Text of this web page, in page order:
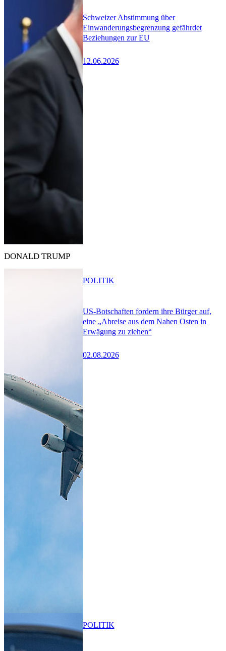
Schweizer Abstimmung über
Einwanderungsbegrenzung gefährdet
Beziehungen zur EU
12.06.2026
DONALD TRUMP
US-Botschaften fordern ihre Bürger auf,
eine „Abreise aus dem Nahen Osten in
Erwägung zu ziehen“
02.08.2026
POLITIK
POLITIK